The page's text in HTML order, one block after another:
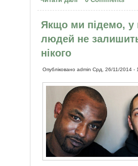
збирає пусті
дитячих посмішок
Якщо ми підемо, у
людей не
нікого
Опублікованоadmin Срд, 26/11/2014 -